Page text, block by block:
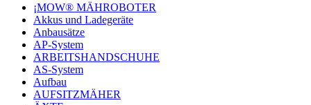
¡MOW® MÄHROBOTER
Akkus und Ladegeräte
Anbausätze
AP-System
ARBEITSHANDSCHUHE
AS-System
Aufbau
AUFSITZMÄHER